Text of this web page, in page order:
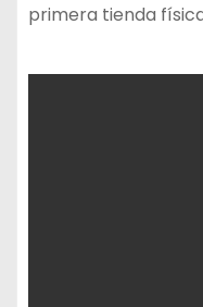
primera tienda